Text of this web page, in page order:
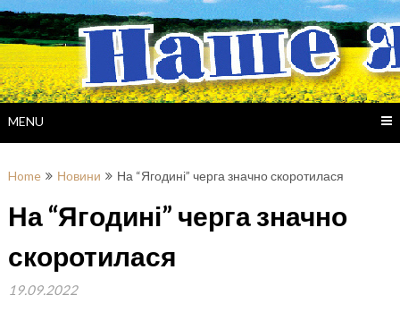
Skip
to
content
MENU
Home Новини На “Ягодині” черга значно скоротилася
На “Ягодині” черга значно
скоротилася
19.09.2022